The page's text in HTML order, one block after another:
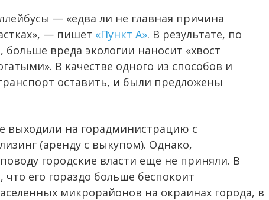
— «едва ли не главная причина
— пишет «Пункт А». В результате, по
вреда экологии наносит «хвост
В качестве одного из способов и
оставить, и были предложены
выходили на горадминистрацию с
(аренду с выкупом). Однако,
городские власти еще не приняли. В
его гораздо больше беспокоит
микрорайонов на окраинах города, в